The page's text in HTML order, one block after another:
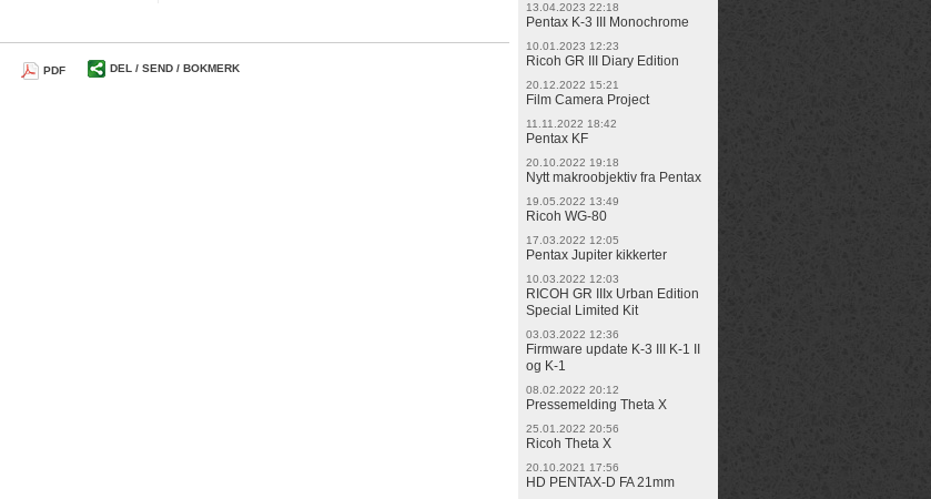
PDF DEL / SEND / BOKMERK
13.04.2023 22:18
Pentax K-3 III Monochrome
10.01.2023 12:23
Ricoh GR III Diary Edition
20.12.2022 15:21
Film Camera Project
11.11.2022 18:42
Pentax KF
20.10.2022 19:18
Nytt makroobjektiv fra Pentax
19.05.2022 13:49
Ricoh WG-80
17.03.2022 12:05
Pentax Jupiter kikkerter
10.03.2022 12:03
RICOH GR IIIx Urban Edition
Special Limited Kit
03.03.2022 12:36
Firmware update K-3 III K-1 II
og K-1
08.02.2022 20:12
Pressemelding Theta X
25.01.2022 20:56
Ricoh Theta X
20.10.2021 17:56
HD PENTAX-D FA 21mm